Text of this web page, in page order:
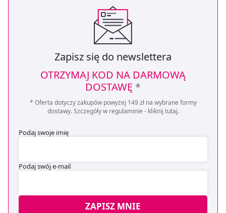
Zapisz się do newslettera
OTRZYMAJ KOD NA DARMOWĄ
DOSTAWĘ *
* Oferta dotyczy zakupów powyżej 149 zł na wybrane formy
dostawy. Szczegóły w regulaminie - kliknij tutaj.
Podaj swoje imię
Podaj swój e-mail
ZAPISZ MNIE